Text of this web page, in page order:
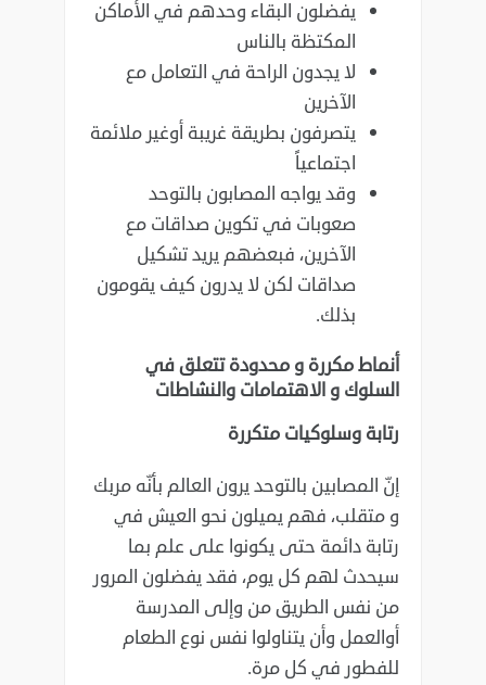
يفضلون البقاء وحدهم في الأماكن
المكتظة بالناس
لا يجدون الراحة في التعامل مع
الآخرين
يتصرفون بطريقة غريبة أوغير ملائمة
اجتماعياً
وقد يواجه المصابون بالتوحد
صعوبات في تكوين صداقات مع
الآخرين، فبعضهم يريد تشكيل
صداقات ‏لكن لا يدرون كيف يقومون
بذلك. ‏
أنماط مكررة و محدودة تتعلق في
السلوك و الاهتمامات والنشاطات
رتابة وسلوكيات متكررة ‏
إنّ المصابين بالتوحد يرون العالم بأنّه مربك
و متقلب، فهم يميلون نحو العيش في
رتابة دائمة حتى يكونوا ‏على علم بما
سيحدث لهم كل يوم، فقد يفضلون المرور
من نفس الطريق من وإلى المدرسة
أوالعمل وأن ‏يتناولوا نفس نوع الطعام
للفطور في كل مرة.‏